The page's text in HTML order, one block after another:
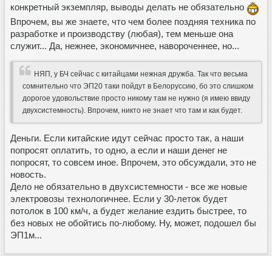
конкретный экземпляр, выводы делать не обязательно
Впрочем, вы же знаете, что чем более поздняя техника по
разработке и производству (любая), тем меньше она
служит... Да, нежнее, экономичнее, навороченнее, но...
НЯП, у БЧ сейчас с китайцами нежная дружба. Так что весьма
сомнительно что ЭП20 таки пойдут в Белоруссию, бо это слишком
дорогое удовольствие просто никому там не нужно (я имею ввиду
двухсистемность). Впрочем, никто не знает что там и как будет.
Деньги. Если китайские идут сейчас просто так, а наши
попросят оплатить, то одно, а если и наши денег не
попросят, то совсем иное. Впрочем, это обсуждали, это не
новость.
Дело не обязательно в двухсистемности - все же новые
электровозы технологичнее. Если у 30-леток будет
потолок в 100 км/ч, а будет желание ездить быстрее, то
без новых не обойтись по-любому. Ну, может, подошел бы
ЭП1м...